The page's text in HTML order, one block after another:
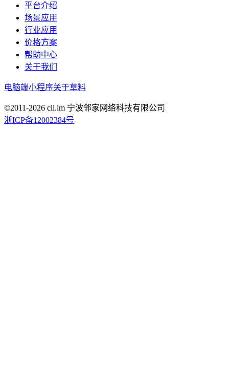
平台介绍
场景应用
行业应用
价格方案
帮助中心
关于我们
电脑端小程序关于草料
©2011-2026 cli.im 宁波邻家网络科技有限公司
浙ICP备12002384号